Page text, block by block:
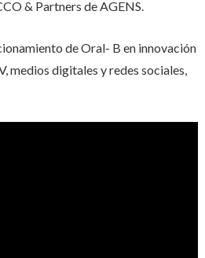
& Partners de AGENS.
de Oral- B en innovación
medios digitales y redes sociales,